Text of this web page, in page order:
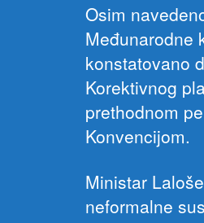
Osim
Međunarodne
konstatovano
Korektivnog
prethodnom
Konvencijom.
Ministar
neformalne